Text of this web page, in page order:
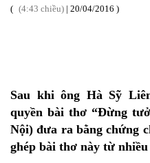
4:43 chiều | 20/04/2016
Sau khi ông Hà Sỹ
quyền bài thơ “Đừng
Nội) đưa ra bằng chứng
ghép bài thơ này từ